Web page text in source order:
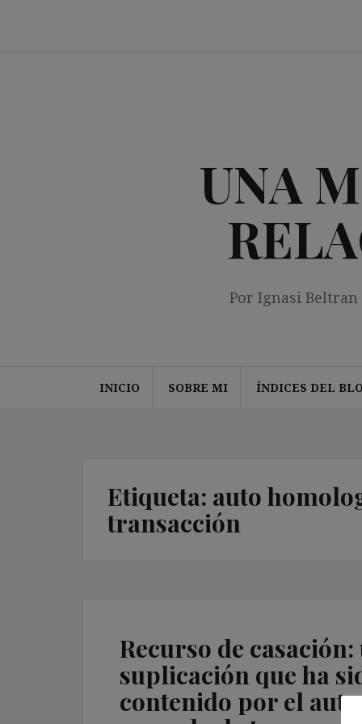
UNA
Por Ignasi Beltran
INICIO SOBRE MI ÍNDICES DEL
Etiqueta: auto
transacción
Recurso de
suplicación que ha
contenido por el